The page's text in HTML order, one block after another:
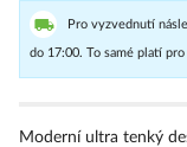
Pro vyzvednutí
do 17:00. To samé platí
Moderní ultra tenký